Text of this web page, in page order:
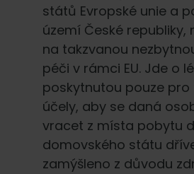
států Evropské unie a
území České republiky,
na takzvanou
péči v rámci EU. Jde o
poskytnutou pouze pro
účely, aby se daná
vracet z místa pobytu
domovského státu
zamýšleno z důvodu